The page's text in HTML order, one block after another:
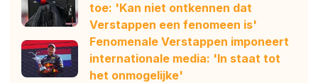
toe: 'Kan niet ontkennen dat
Verstappen een fenomeen is'
Fenomenale Verstappen imponeert
internationale media: 'In staat tot
het onmogelijke'